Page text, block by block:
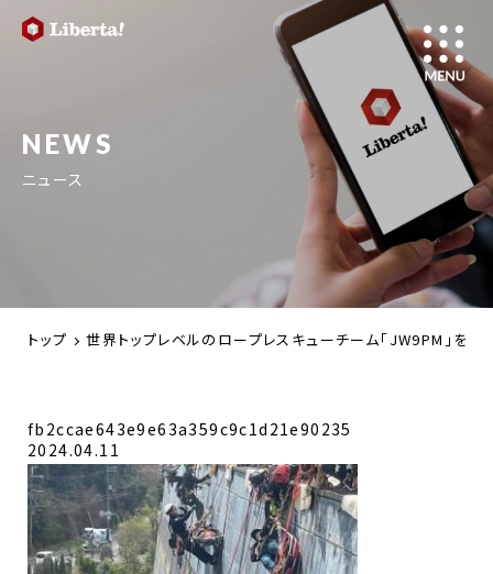
NEWS
ニュース
トップ 世界トップレベルのロープレスキューチーム「JW9PM」を氷
fb2ccae643e9e63a359c9c1d21e90235
2024.04.11